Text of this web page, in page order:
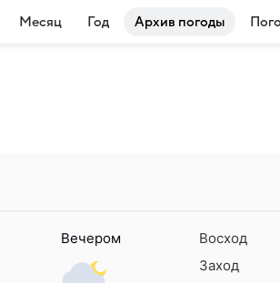
Месяц Год Архив погоды
Вечером Восход
Заход